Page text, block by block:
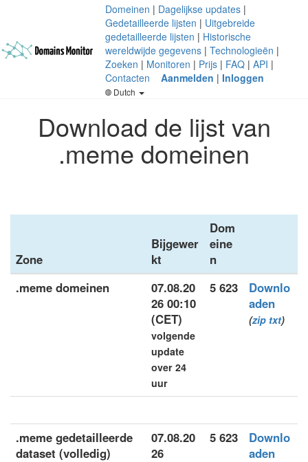
Domeinen | Dagelijkse updates |
Gedetailleerde lijsten | Uitgebreide
gedetailleerde lijsten | Historische
wereldwijde gegevens | Technologieën |
Zoeken | Monitoren | Prijs | FAQ | API |
Contacten
Aanmelden | Inloggen
Dutch
Download de lijst van
.meme domeinen
Zone
Bijgewer
kt
Dom
eine
n
.meme domeinen
07.08.20
26 00:10
(CET)
volgende
update
over 24
uur
5 623
Downlo
aden
(zip txt)
.meme gedetailleerde
dataset (volledig)
07.08.20
26
5 623
Downlo
aden